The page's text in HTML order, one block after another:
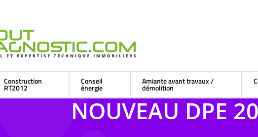
Construction
RT2012
Conseil
énergie
Amiante avant travaux /
démolition
NOUVEAU DPE